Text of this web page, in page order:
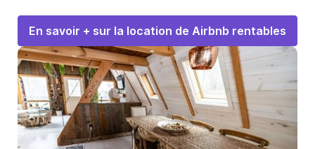
En savoir + sur la location de Airbnb rentables